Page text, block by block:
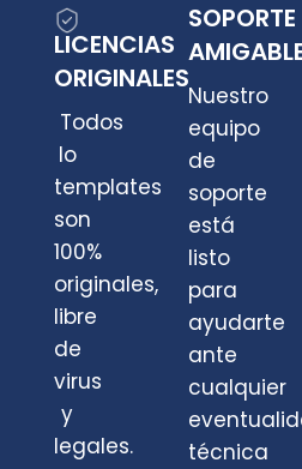
LICENCIAS
ORIGINALES
Todos
lo
templates
son
100%
originales,
libre
de
virus
y
legales.
SOPORTE
Nuestro
equipo
de
soporte
está
listo
para
ayudarte
ante
cualquier
técnica